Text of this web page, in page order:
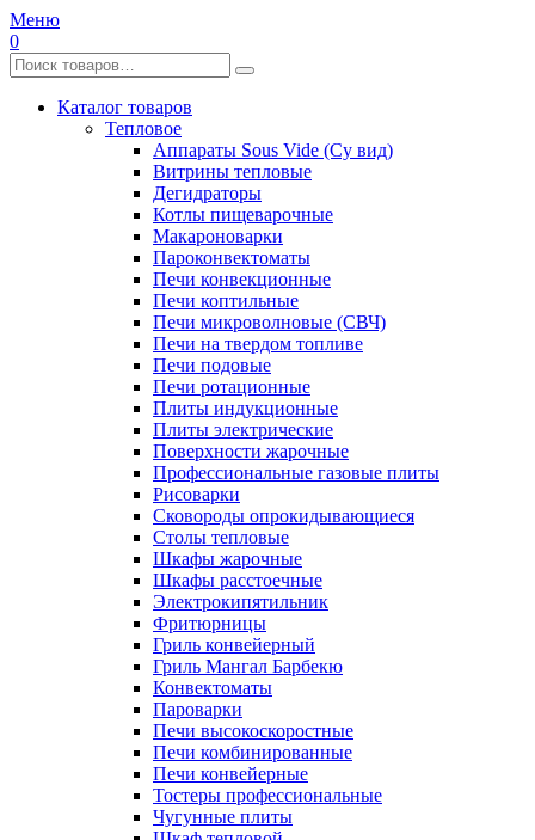
Меню
0
Каталог товаров
Тепловое
Аппараты Sous Vide (Су вид)
Витрины тепловые
Дегидраторы
Котлы пищеварочные
Макароноварки
Пароконвектоматы
Печи конвекционные
Печи коптильные
Печи микроволновые (СВЧ)
Печи на твердом топливе
Печи подовые
Печи ротационные
Плиты индукционные
Плиты электрические
Поверхности жарочные
Профессиональные газовые плиты
Рисоварки
Сковороды опрокидывающиеся
Столы тепловые
Шкафы жарочные
Шкафы расстоечные
Электрокипятильник
Фритюрницы
Гриль конвейерный
Гриль Мангал Барбекю
Конвектоматы
Пароварки
Печи высокоскоростные
Печи комбинированные
Печи конвейерные
Тостеры профессиональные
Чугунные плиты